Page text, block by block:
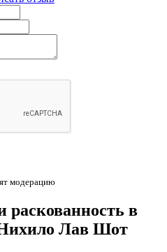
модерацию
раскованность в
Лав Шот